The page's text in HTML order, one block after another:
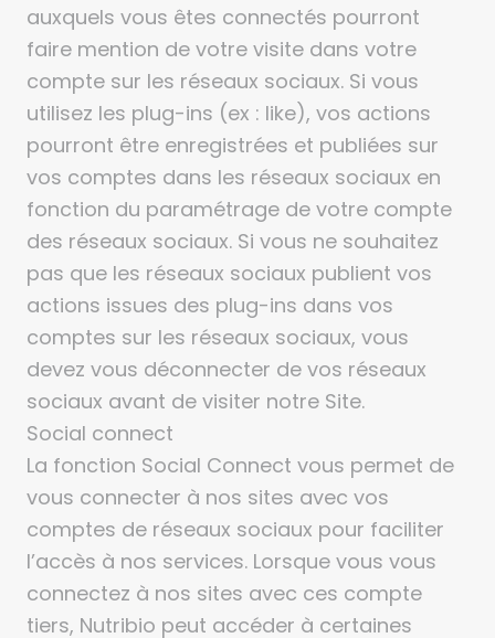
auxquels vous êtes connectés pourront
faire mention de votre visite dans votre
compte sur les réseaux sociaux. Si vous
utilisez les plug-ins (ex : like), vos actions
pourront être enregistrées et publiées sur
vos comptes dans les réseaux sociaux en
fonction du paramétrage de votre compte
des réseaux sociaux. Si vous ne souhaitez
pas que les réseaux sociaux publient vos
actions issues des plug-ins dans vos
comptes sur les réseaux sociaux, vous
devez vous déconnecter de vos réseaux
sociaux avant de visiter notre Site.
Social connect
La fonction Social Connect vous permet de
vous connecter à nos sites avec vos
comptes de réseaux sociaux pour faciliter
l’accès à nos services. Lorsque vous vous
connectez à nos sites avec ces compte
tiers, Nutribio peut accéder à certaines